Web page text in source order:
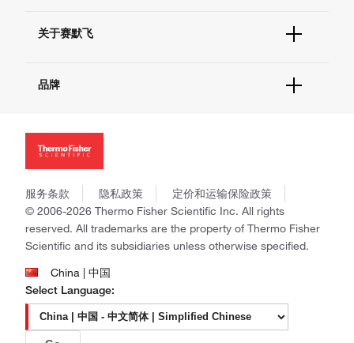
查找文件&证书
学习中心
促销
社交媒体
关于赛默飞
招聘
新闻
社会责任
商标
政策和通知
品牌
Applied Biosystems
Ion Torrent
Unity Lab Services
Patheon
服务条款 隐私政策
定价和运输保险政策
© 2006-2026 Thermo Fisher Scientific Inc. All rights
reserved. All trademarks are the property of Thermo Fisher
Scientific and its subsidiaries unless otherwise specified.
China | 中国
Select Language: